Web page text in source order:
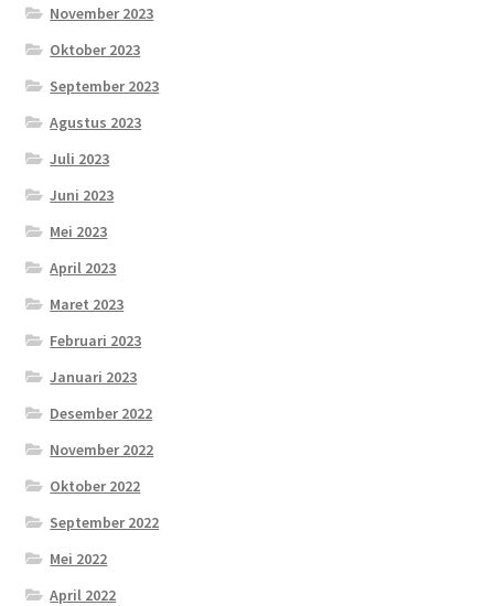
November 2023
Oktober 2023
September 2023
Agustus 2023
Juli 2023
Juni 2023
Mei 2023
April 2023
Maret 2023
Februari 2023
Januari 2023
Desember 2022
November 2022
Oktober 2022
September 2022
Mei 2022
April 2022